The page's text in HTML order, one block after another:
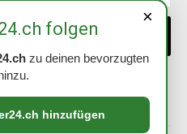
akzeptiert. Abmeldung ist
×
folgen
zu deinen bevorzugten
hinzufügen